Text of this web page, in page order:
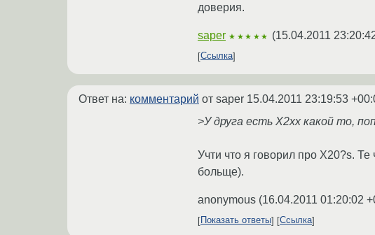
доверия.
saper ★★★★★ (15.04.2011
Ссылка
Ответ на: комментарий от saper 15.04.2011 23:19:53
>У друга есть X2xx какой то,
Учти что я говорил про X20?s.
больще).
anonymous (16.04.2011 01:20:02
Показать ответы Ссылка